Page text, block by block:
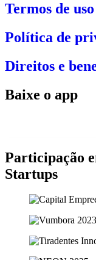
Termos de uso
Política de
Direitos e
Baixe o app
Participação
Startups